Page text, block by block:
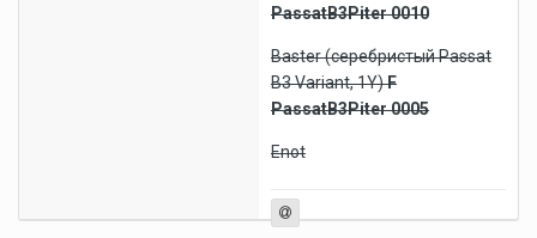
PassatB3Piter 0010
Baster (серебристый Passat
B3 Variant, 1Y)F
PassatB3Piter 0005
Enot